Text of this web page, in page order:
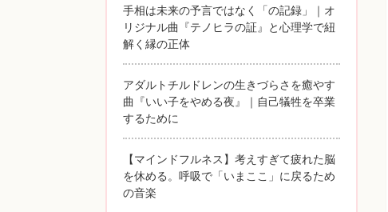
手相は未来の予言ではなく「の記録」｜オ
リジナル曲『テノヒラの証』と心理学で紐
解く縁の正体
アダルトチルドレンの生きづらさを癒やす
曲『いい子をやめる夜』｜自己犠牲を卒業
するために
【マインドフルネス】考えすぎて疲れた脳
を休める。呼吸で「いまここ」に戻るため
の音楽